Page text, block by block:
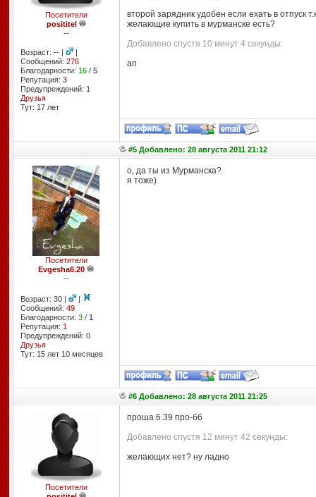
Посетители
posititel
--
Возраст: -- |
|
Сообщений: 276
Благодарности: 16/ 5
Репутация: 3
Предупреждений: 1
Друзья
Тут: 17 лет
второй зарядник удобен если ехать в отпуск
желающие купить в мурманске есть?
Добавлено спустя 10 минут 4 секунды:
ап
#5 Добавлено: 28 августа 2011 21:12
Посетители
Evgesha6.20
--
Возраст: 30 |
|
Сообщений: 49
Благодарности: 3/ 1
Репутация: 1
Предупреждений: 0
Друзья
Тут: 15 лет 10 месяцев
о, да ты из Мурманска?
я тоже)
#6 Добавлено: 28 августа 2011 21:25
Посетители
проша 6.39 про-б6
Добавлено спустя 12 минут 42 секунды:
желающих нет? ну ладно